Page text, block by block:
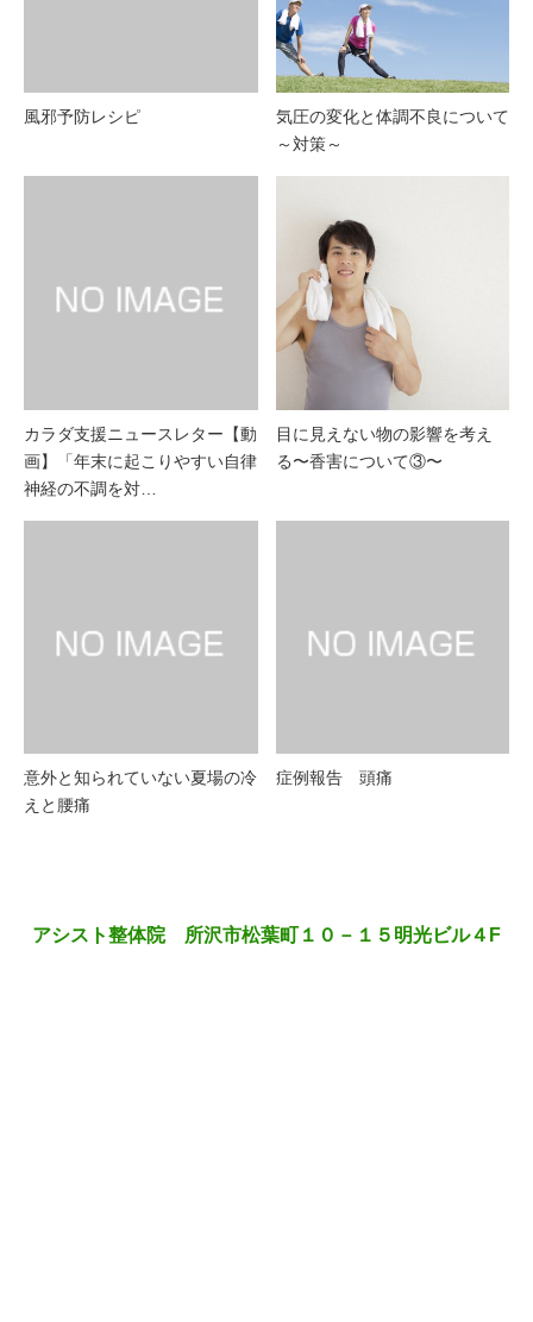
風邪予防レシピ
気圧の変化と体調不良について
～対策～
カラダ支援ニュースレター【動
画】「年末に起こりやすい自律
神経の不調を対…
目に見えない物の影響を考え
る〜香害について③〜
意外と知られていない夏場の冷
えと腰痛
症例報告 頭痛
アシスト整体院 所沢市松葉町１０－１５明光ビル４F